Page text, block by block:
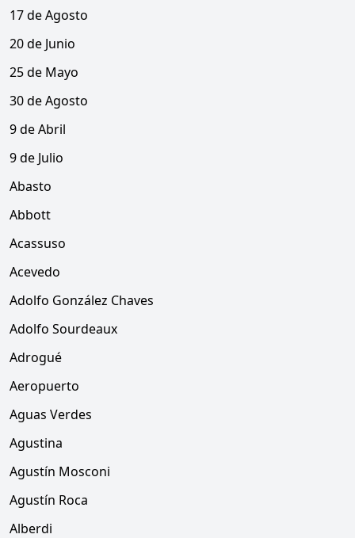
17 de Agosto
20 de Junio
25 de Mayo
30 de Agosto
9 de Abril
9 de Julio
Abasto
Abbott
Acassuso
Acevedo
Adolfo González Chaves
Adolfo Sourdeaux
Adrogué
Aeropuerto
Aguas Verdes
Agustina
Agustín Mosconi
Agustín Roca
Alberdi